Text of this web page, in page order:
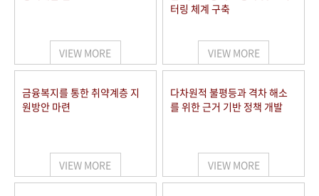
VIEW MORE
터링 체계 구축
VIEW MORE
금융복지를 통한 취약계층 지
원방안 마련
VIEW MORE
다차원적 불평등과 격차 해소
를 위한 근거 기반 정책 개발
VIEW MORE